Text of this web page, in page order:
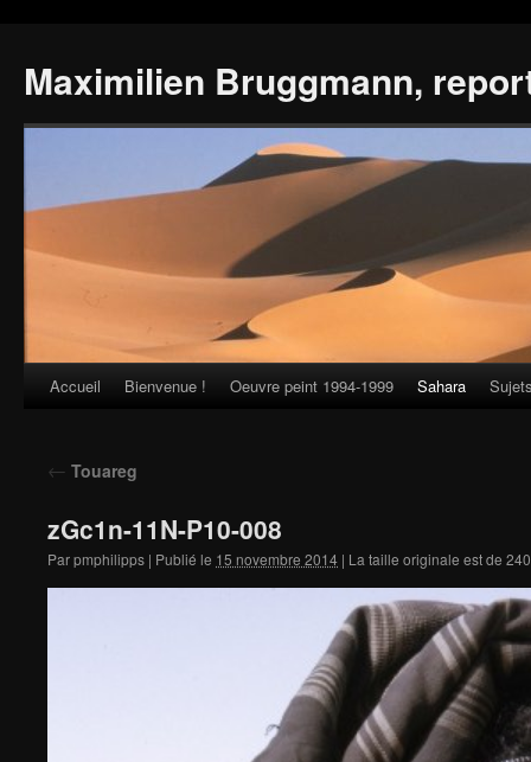
Maximilien Bruggmann,
Skip
content
Accueil Bienvenue ! Oeuvre peint 1994-1999 Sahara
← Touareg
zGc1n-11N-P10-008
Parpmphilipps | Publié le 15 novembre 2014 | La taille originale est de